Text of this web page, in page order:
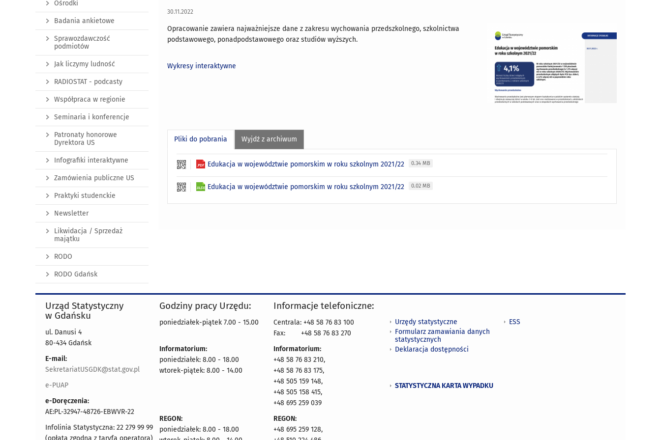
30.11.2022
Opracowanie zawiera najważniejsze dane z zakresu wychowania przedszkolnego, szkolnictwa
podstawowego, ponadpodstawowego oraz studiów wyższych.
Wykresy interaktywne
Pliki do pobrania Wyjdź z archiwum
Edukacja w województwie pomorskim w roku szkolnym 2021/22 0.34 MB
Edukacja w województwie pomorskim w roku szkolnym 2021/22 0.02 MB
Ośrodki
Badania ankietowe
Sprawozdawczość
podmiotów
Jak liczymy ludność
RADIOSTAT - podcasty
Współpraca w regionie
Seminaria i konferencje
Patronaty honorowe
Dyrektora US
Infografiki interaktywne
Zamówienia publiczne US
Praktyki studenckie
Newsletter
Likwidacja / Sprzedaż
majątku
RODO
RODO Gdańsk
Urząd Statystyczny
w Gdańsku
ul. Danusi 4
80-434 Gdańsk
E-mail:
SekretariatUSGDK@stat.gov.pl
e-PUAP
e-Doręczenia:
AE:PL-32947-48726-EBWVR-22
Infolinia Statystyczna: 22 279 99 99
(opłata zgodna z taryfą operatora)
Godziny pracy Urzędu:
poniedziałek-piątek 7.00 - 15.00
Informatorium:
poniedziałek: 8.00 - 18.00
wtorek-piątek: 8.00 - 14.00
REGON:
poniedziałek: 8.00 - 18.00
Informacje telefoniczne:
Centrala: +48 58 76 83 100
Fax:
+48 58 76 83 270
Informatorium:
+48 58 76 83 210,
+48 58 76 83 175,
+48 505 159 148,
+48 505 158 415,
+48 695 259 039
REGON:
+48 695 259 128,
Urzędy statystyczne
Formularz zamawiania danych
statystycznych
Deklaracja dostępności
STATYSTYCZNA KARTA WYPADKU
ESS